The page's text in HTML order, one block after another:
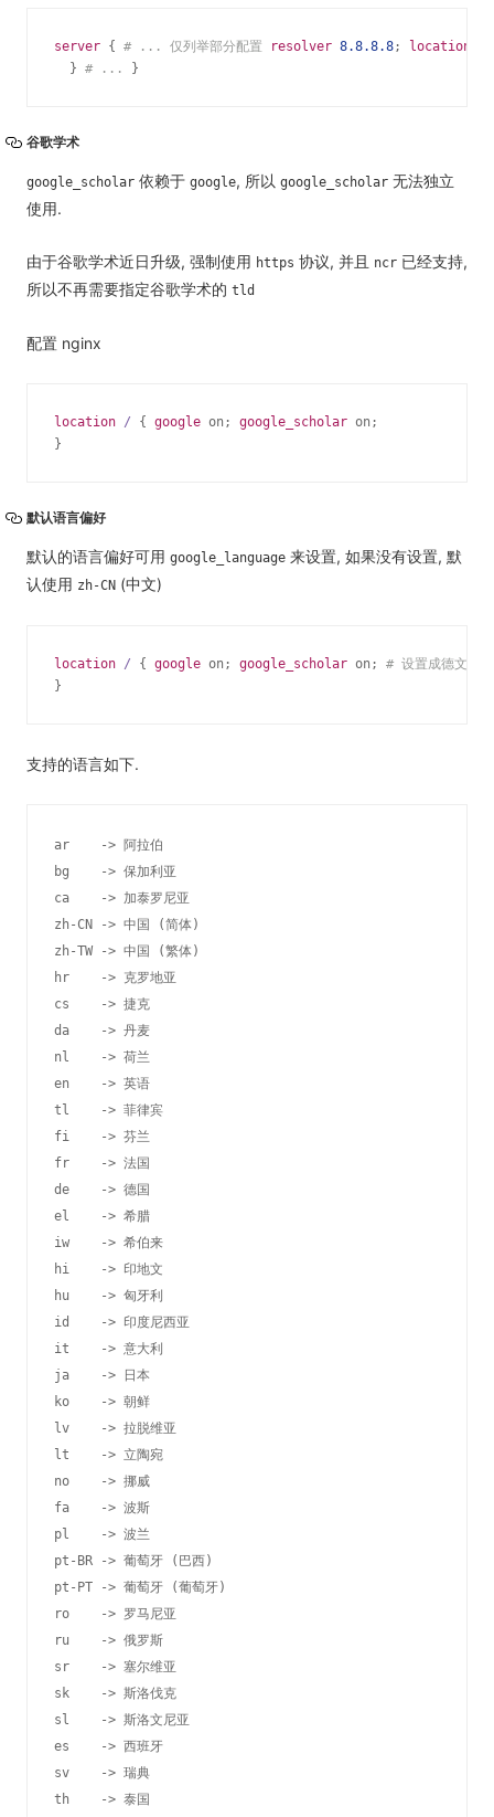
server { # ... 仅列举部分配置 resolver 8.8.8.8; location
  }
# ... }
谷歌学术
google_scholar 依赖于 google, 所以 google_scholar 无法独立
使用.
由于谷歌学术近日升级, 强制使用 https 协议, 并且 ncr 已经支持,
所以不再需要指定谷歌学术的 tld
配置 nginx
location / { google on; google_scholar on;
}
默认语言偏好
默认的语言偏好可用 google_language 来设置, 如果没有设置, 默
认使用 zh-CN (中文)
location / { google on; google_scholar on; # 设置成德文
}
支持的语言如下.
ar    -> 阿拉伯
bg    -> 保加利亚
ca    -> 加泰罗尼亚
zh-CN -> 中国 (简体)
zh-TW -> 中国 (繁体)
hr    -> 克罗地亚
cs    -> 捷克
da    -> 丹麦
nl    -> 荷兰
en    -> 英语
tl    -> 菲律宾
fi    -> 芬兰
fr    -> 法国
de    -> 德国
el    -> 希腊
iw    -> 希伯来
hi    -> 印地文
hu    -> 匈牙利
id    -> 印度尼西亚
it    -> 意大利
ja    -> 日本
ko    -> 朝鲜
lv    -> 拉脱维亚
lt    -> 立陶宛
no    -> 挪威
fa    -> 波斯
pl    -> 波兰
pt-BR -> 葡萄牙 (巴西)
pt-PT -> 葡萄牙 (葡萄牙)
ro    -> 罗马尼亚
ru    -> 俄罗斯
sr    -> 塞尔维亚
sk    -> 斯洛伐克
sl    -> 斯洛文尼亚
es    -> 西班牙
sv    -> 瑞典
th    -> 泰国